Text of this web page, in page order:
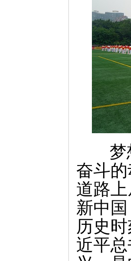
梦
奋斗
道路
新中
历史
近平